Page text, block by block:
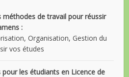
méthodes de travail pour réussir
:
Organisation, Gestion du
vos études
les étudiants en Licence de